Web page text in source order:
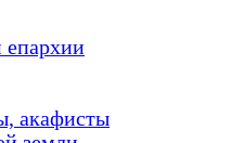
акафисты